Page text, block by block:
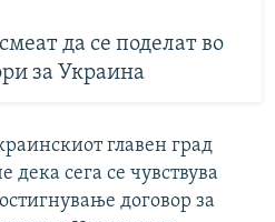
да се поделат во
за Украина
главен град
дека сега се чувствува
договор за